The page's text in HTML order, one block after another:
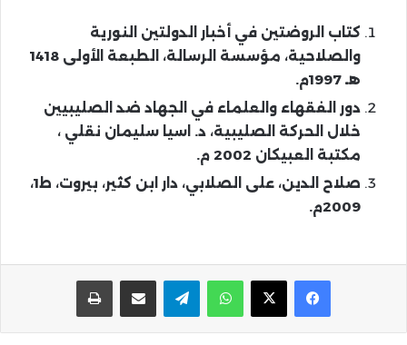
كتاب الروضتين في أخبار الدولتين النورية
والصلاحية، مؤسسة الرسالة، الطبعة الأولى 1418
هـ 1997م.
دور الفقهاء والعلماء في الجهاد ضد الصليبيين
خلال الحركة الصليبية، د. اسيا سليمان نقلي ،
مكتبة العبيكان 2002 م.
صلاح الدين، على الصلابي، دار ابن كثير، بيروت، ط1،
2009م.
واتساب تيلقرام مشاركة عبر البريد